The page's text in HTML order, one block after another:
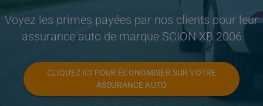
Voyez les primes payées par nos clients pour leur
assurance auto de marque SCION XB 2006
CLIQUEZ ICI POUR ÉCONOMISER SUR VOTRE
ASSURANCE AUTO